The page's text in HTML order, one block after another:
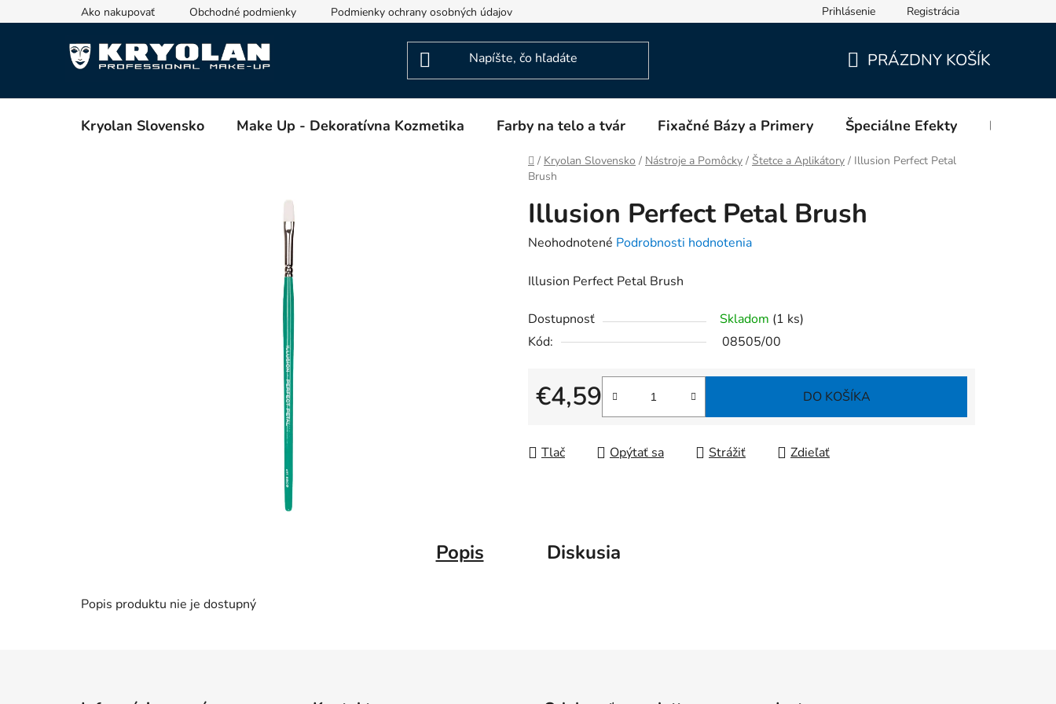
na
Ako nakupovať Obchodné podmienky Podmienky ochrany osobných údajov Prihlásenie Registrácia
KOŠÍK
PRÁZDNY KOŠÍK
Kryolan Slovensko Make Up - Dekoratívna Kozmetika Farby na telo a tvár Fixačné Bázy a Primery Špeciálne Efekty Blog
Domov
/ Kryolan Slovensko / Nástroje a Pomôcky / Štetce a Aplikátory / Illusion Perfect Petal
Brush
Illusion Perfect Petal Brush
Priemerné
produktu
0,0
z
hviezdičiek.
Neohodnotené Podrobnosti hodnotenia
Illusion Perfect Petal Brush
Dostupnosť Skladom (1 ks)
Kód:
08505/00
€4,59
Jednotková cena:
DO KOŠÍKA
Tlač Opýtať sa Strážiť Zdieľať
Popis Diskusia
Popis produktu nie je dostupný